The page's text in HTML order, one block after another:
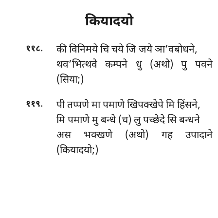
कियादयो
११८.
की विनिमये चि चये जि जये ञा’वबोधने,
थव’भित्थवे कम्पने धु (अथो) पु पवने
(सिया;)
११९.
पी तप्पणे मा पमाणे खिपक्खेपे मि हिंसने,
मि पमाणे मु बन्धे (च) लु पच्छेदे सि बन्धने
अस भक्खणे (अथो) गह उपादाने
(कियादयो;)